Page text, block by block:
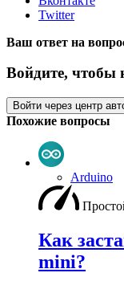
Twitter
Ваш ответ на
Войдите, чтобы
Войти через центр
Похожие вопросы
Arduino
Как
mini?